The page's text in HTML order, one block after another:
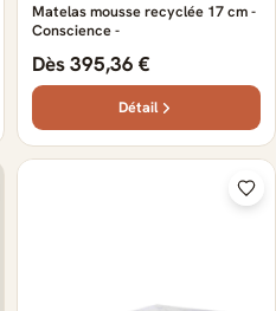
Matelas mousse recyclée 17 cm -
Conscience -
Dès 395,36 €
Détail